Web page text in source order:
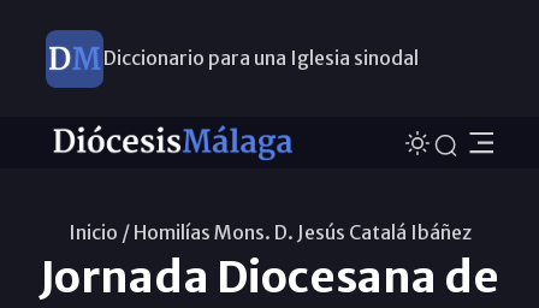
Diccionario para una Iglesia sinodal
Nuevos nombramientos
Inicio / Homilías Mons. D. Jesús Catalá Ibáñez
Jornada Diocesana de